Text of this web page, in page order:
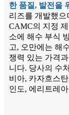
한 품질, 발전을
리즈를 개발했으
CAMC의 지정
소에 해수 부식
고, 오만에는 해
쟁력 있는 가격
니다. 당사의 수
비아, 카자흐스
인도, 에리트레